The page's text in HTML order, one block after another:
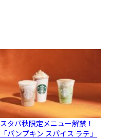
スタバ秋限定メニュー解禁！
「パンプキン スパイス ラテ」